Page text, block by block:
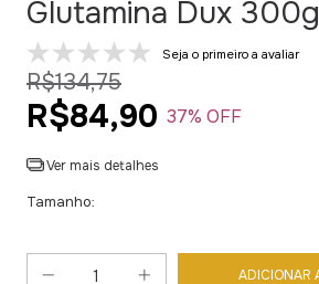
Glutamina Dux 300g
Seja o primeiro a avaliar
R$134,75
R$84,90 37% OFF
Ver mais detalhes
Tamanho: